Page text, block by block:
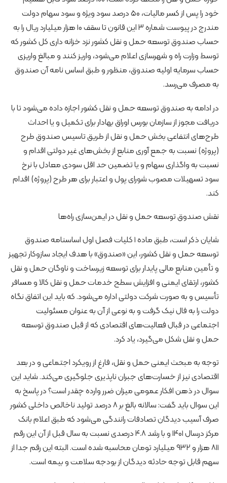
خود را پس از کسر مالیات، ۵۰ درصد سود ویژه و سود سهام دولت
مندرج در پیوست شماره ۳ این قانون تا سقف ۱۰ هزار میلیارد ریال را به
حساب صندوق توسعه حمل و نقل کشور نزد خزانه داری کل کشور که
توسط وزارت راه و شهرسازی اعلام می‌شود، واریز کنند و مبالغ واریزی
حساب سرمایه اولیه صندوق، منظور و طبق اساس نامه آن صندوق
به مصرف می‌رسد.
در ادامه به صندوق توسعه حمل و نقل کشور اجازه داده می‌شود تا با
دریافت مجوز از سازمان بورس اوراق بهادار برای تکمیل و یا احداث
طرح‌های انتفاعی بخش حمل و نقل از طریق تاسیس صندوق طرح
(پروژه) نسبت به جمع آوری منابع از بخش‌های غیر دولتی اقدام و
نسبت به واگذاری سهام و یا تضمین حد اقل سودی معادل با نرخ
سود تسهیلات مصوب شورای پول و اعتبار برای هر طرح (پروژه) اقدام
کند.
نقش صندوق توسعه حمل و نقل در ایمن‌سازی راه‌ها
شایان ذکر است، طبق ماده ۱ کلیات فصل اول اساسنامه صندوق
توسعه حمل و نقل کشور، این «صندوق» با هدف ایجاد سازوکار تجهیز
و تأمین منابع مالی پایدار برای توسعه زیرساخت و ناوگان حمل و نقل
کشور، ارتقای ایمنی و افزایش سطح خدمات حمل و نقل کالا و مسافر
تأسیس و به صورت شرکت دولتی اداره می‌شود. که باید این اتفاق نگاه
دولت را به فال نیک گرفت و به نوعی از آن به عنوان مسئولیت
اجتماعی در قبال فعالیت‌های اقتصادی که از قبل صندوق توسعه
حمل و نقل شکل می‌گیرد، یاد کرد.
توجه به مبحث ایمنی حمل و نقل، فارغ از رویکرد اجتماعی و در بعد
اقتصادی نیز از خسارت‌های جبران ناپذیری جلوگیری می‌کند. شاید این
سوال در ذهن افکار عمومی میزان ضرر وارده چقدر است؟ در پاسخ به
این سوال باید گفت: سالانه بالغ بر ۸ درصد تولید ناخالص داخلی کشور
صرف آسیب دیدگان تصادفات رانندگی می‌شود که طبق اعلام بانک
مرکز درسال ۱۴۰۱ و با رشد ۴.۸ درصدی نسبت به سال قبل از آن این رقم
۸۱۱ هزار و ۹۳۲ میلیارد تومان محاسبه شده است. البته این رقم جدا از
سهم قابل توجه حادثه دیدگان از بودجه سلامت و بیمه است.